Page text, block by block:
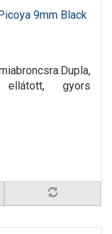
9mm Black
ellátott, gyors